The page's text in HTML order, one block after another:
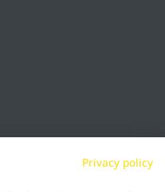
Privacy policy